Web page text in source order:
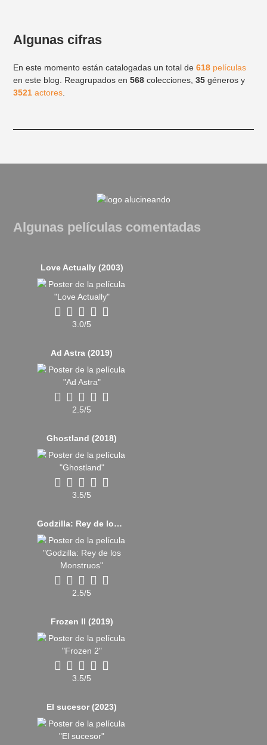
Algunas cifras
En este momento están catalogadas un total de618 películas
en este blog. Reagrupados en568 colecciones,35 géneros y
3521 actores
Algunas películas comentadas
Love Actually (2003)
3.0/5
Ad Astra (2019)
2.5/5
Ghostland (2018)
3.5/5
Godzilla: Rey de los monstruos (2019)
2.5/5
Frozen II (2019)
3.5/5
El sucesor (2023)